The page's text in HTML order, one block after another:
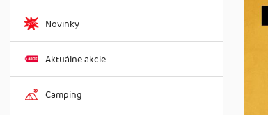
Novinky
Aktuálne akcie
Camping